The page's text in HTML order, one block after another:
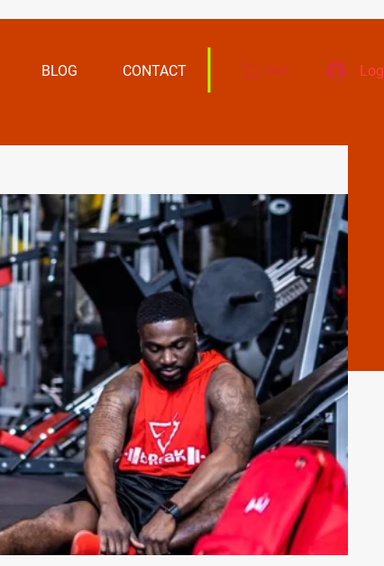
BLOG CONTACT Cart